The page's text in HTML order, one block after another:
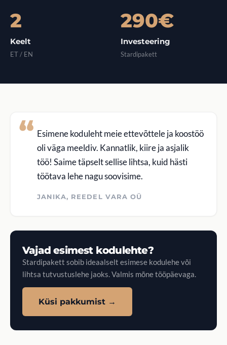
2
Keelt
ET / EN
290€
Investeering
Stardipakett
Esimene koduleht meie ettevõttele ja koostöö
oli väga meeldiv. Kannatlik, kiire ja asjalik
töö! Saime täpselt sellise lihtsa, kuid hästi
töötava lehe nagu soovisime.
JANIKA, REEDEL VARA OÜ
Vajad esimest kodulehte?
Stardipakett sobib ideaalselt esimese kodulehe või
lihtsa tutvustuslehe jaoks. Valmis mõne tööpäevaga.
Küsi pakkumist →